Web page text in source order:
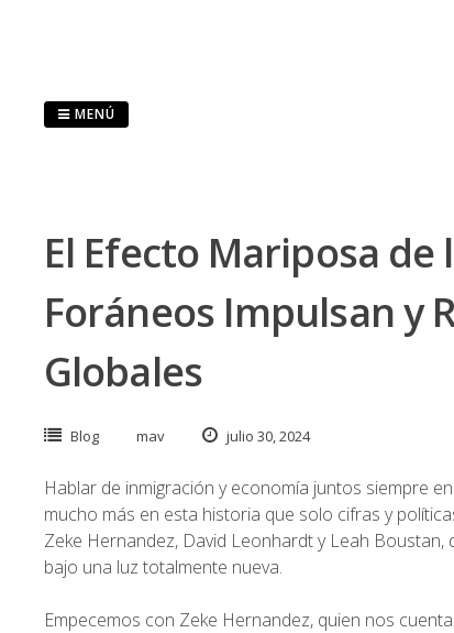
MENÚ
El Efecto Mariposa
Foráneos Impulsan y
Globales
Blog mav julio 30, 2024
Hablar de inmigración y economía juntos siempre
mucho más en esta historia que solo cifras y
Zeke Hernandez, David Leonhardt y Leah
bajo una luz totalmente nueva.
Empecemos con Zeke Hernandez, quien nos